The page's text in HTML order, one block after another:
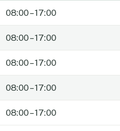
08:00 – 17:00
08:00 – 17:00
08:00 – 17:00
08:00 – 17:00
08:00 – 17:00